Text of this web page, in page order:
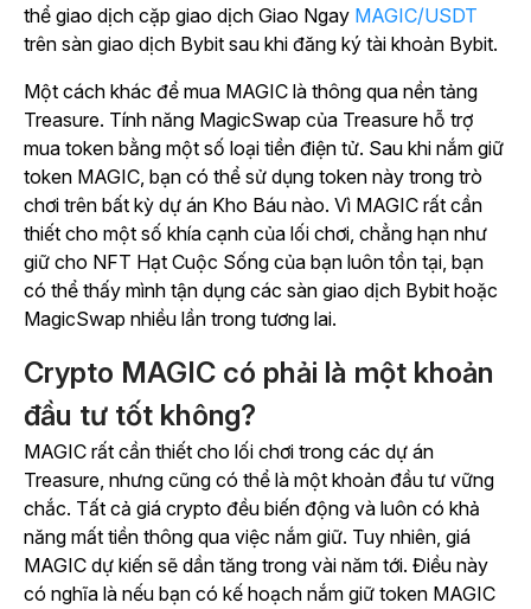
thể giao dịch cặp giao dịch Giao Ngay MAGIC/USDT
trên sàn giao dịch Bybit sau khi đăng ký tài khoản Bybit.
Một cách khác để mua MAGIC là thông qua nền tảng
Treasure. Tính năng MagicSwap của Treasure hỗ trợ
mua token bằng một số loại tiền điện tử. Sau khi nắm giữ
token MAGIC, bạn có thể sử dụng token này trong trò
chơi trên bất kỳ dự án Kho Báu nào. Vì MAGIC rất cần
thiết cho một số khía cạnh của lối chơi, chẳng hạn như
giữ cho NFT Hạt Cuộc Sống của bạn luôn tồn tại, bạn
có thể thấy mình tận dụng các sàn giao dịch Bybit hoặc
MagicSwap nhiều lần trong tương lai.
Crypto MAGIC có phải là một khoản
đầu tư tốt không?
MAGIC rất cần thiết cho lối chơi trong các dự án
Treasure, nhưng cũng có thể là một khoản đầu tư vững
chắc. Tất cả giá crypto đều biến động và luôn có khả
năng mất tiền thông qua việc nắm giữ. Tuy nhiên, giá
MAGIC dự kiến sẽ dần tăng trong vài năm tới. Điều này
có nghĩa là nếu bạn có kế hoạch nắm giữ token MAGIC